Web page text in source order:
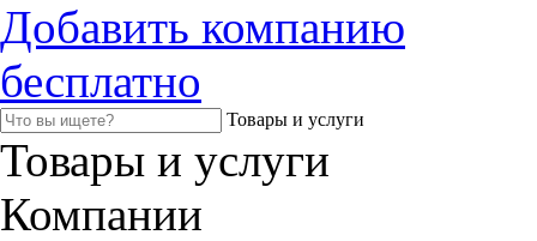
Добавить компанию
бесплатно
Товары и услуги
Товары и услуги
Компании